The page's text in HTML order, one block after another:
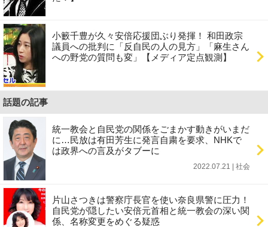
小籔千豊が久々安倍応援団ぶり発揮！ 和田政宗
議員への批判に「反自民の人の見方」「麻生さん
への野党の質問も変」【メディア定点観測】
話題の記事
統一教会と自民党の関係をごまかす動きがいまだ
に…民放は有田芳生に発言自粛を要求、NHKで
は政界への言及がタブーに
2022.07.21 | 社会
片山さつきは警察庁長官を使い奈良県警に圧力！
自民党が隠したい安倍元首相と統一教会の深い関
係、名称変更をめぐる疑惑